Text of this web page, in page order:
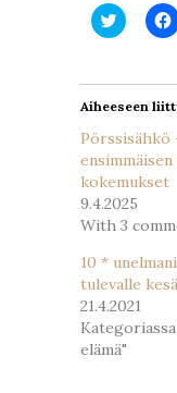
Jaa
Aiheeseen
Pörssisähkö
ensimmäisen
kokemukset
9.4.2025
With 3
10 * unelmani
tulevalle
21.4.2021
elämä"